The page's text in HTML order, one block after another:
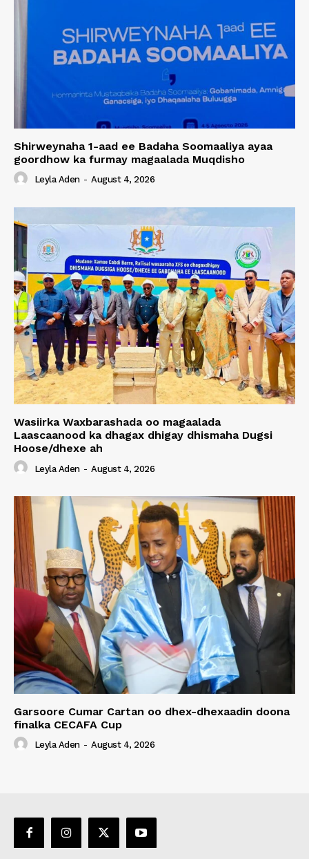
Shirweynaha 1-aad ee Badaha Soomaaliya ayaa
goordhow ka furmay magaalada Muqdisho
Leyla Aden - August 4, 2026
Wasiirka Waxbarashada oo magaalada
Laascaanood ka dhagax dhigay dhismaha Dugsi
Hoose/dhexe ah
Leyla Aden - August 4, 2026
Garsoore Cumar Cartan oo dhex-dhexaadin doona
finalka CECAFA Cup
Leyla Aden - August 4, 2026